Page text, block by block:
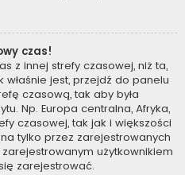
czas!
z innej strefy czasowej, niż ta,
jest, przejdź do panelu
czasową, tak aby była
Np. Europa centralna, Afryka,
czasowej, tak jak i większości
tylko przez zarejestrowanych
użytkownikiem
zarejestrować.